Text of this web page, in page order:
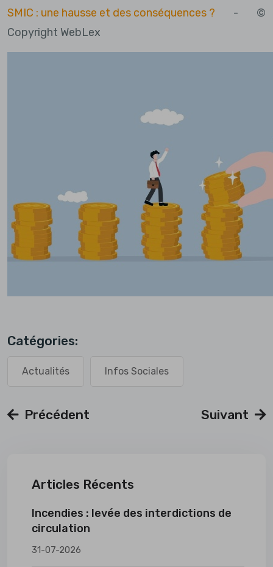
SMIC : une hausse et des conséquences ? - ©
Copyright WebLex
Catégories:
Actualités Infos Sociales
Précédent Suivant
Articles Récents
Incendies : levée des interdictions de
circulation
31-07-2026